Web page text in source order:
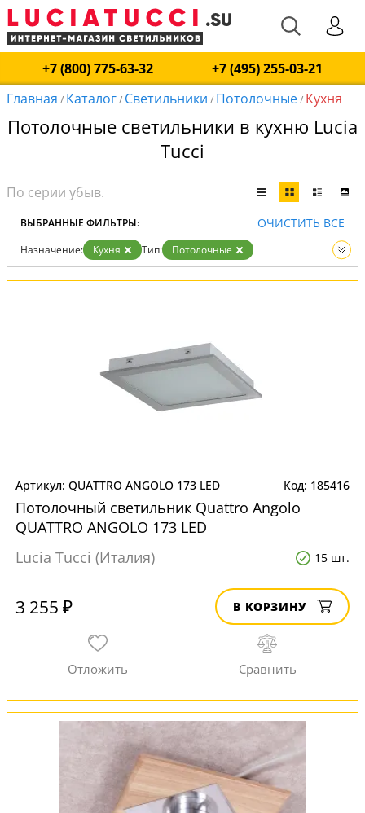
+7 (800) 775-63-32
+7 (495) 255-03-21
Главная / Каталог/ Светильники / Потолочные/ Кухня
Потолочные светильники в кухню Lucia
Tucci
ВЫБРАННЫЕ ФИЛЬТРЫ: ОЧИСТИТЬ ВСЕ
Назначение: Кухня Тип:
Потолочные
Вид:
Светильники
QUATTRO ANGOLO 173 LED 185416
Потолочный светильник Quattro Angolo
QUATTRO ANGOLO 173 LED
Lucia Tucci (Италия)
15 шт.
3 255 ₽ В КОРЗИНУ